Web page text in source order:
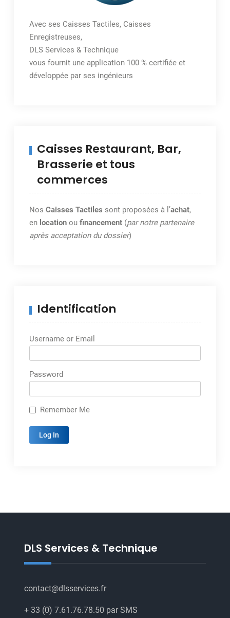
Avec ses Caisses Tactiles, Caisses
Enregistreuses,
DLS Services & Technique
vous fournit une application 100 % certifiée et
développée par ses ingénieurs
Caisses Restaurant, Bar,
Brasserie et tous
commerces
Nos Caisses Tactiles sont proposées à l’achat,
en locationou financement(par notre partenaire
après acceptation du dossier)
Identification
Username or Email
Password
Remember Me
DLS Services & Technique
contact@dlsservices.fr
+ 33 (0) 7.61.76.78.50 par SMS